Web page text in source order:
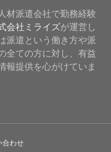
材派遣会社で勤務経験
会社ミライズが運営し
派遣という働き方や派
全ての方に対し、有益
報提供を心がけていま
合わせ